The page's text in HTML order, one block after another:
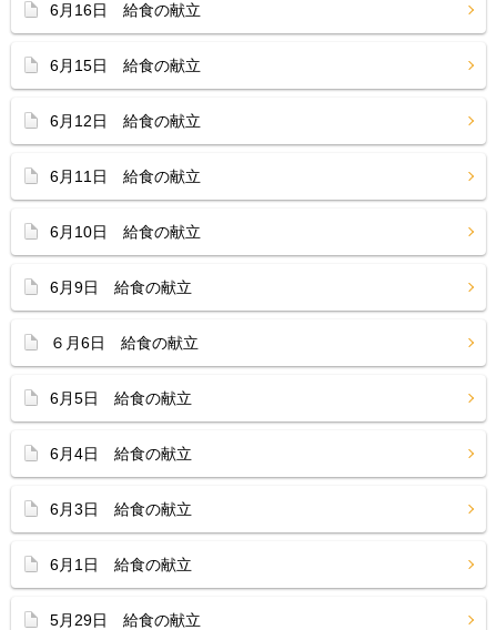
6月16日 給食の献立
6月15日 給食の献立
6月12日 給食の献立
6月11日 給食の献立
6月10日 給食の献立
6月9日 給食の献立
６月6日 給食の献立
6月5日 給食の献立
6月4日 給食の献立
6月3日 給食の献立
6月1日 給食の献立
5月29日 給食の献立